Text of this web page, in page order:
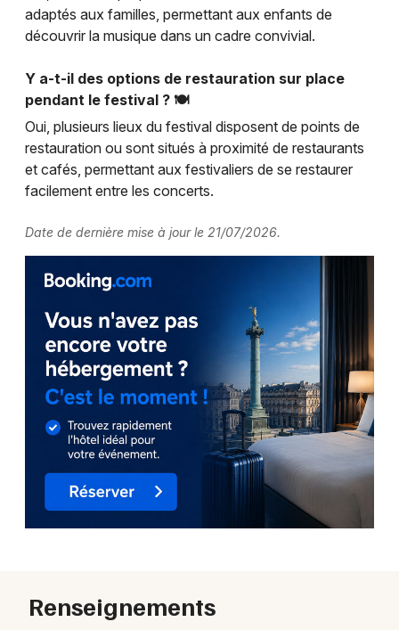
adaptés aux familles, permettant aux enfants de
découvrir la musique dans un cadre convivial.
Y a-t-il des options de restauration sur place
pendant le festival ? 🍽️
Oui, plusieurs lieux du festival disposent de points de
restauration ou sont situés à proximité de restaurants
et cafés, permettant aux festivaliers de se restaurer
facilement entre les concerts.
Date de dernière mise à jour le 21/07/2026.
Renseignements